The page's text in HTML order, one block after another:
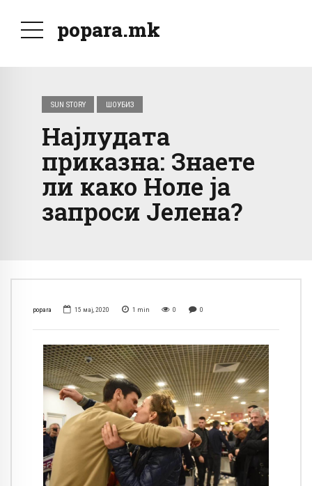
popara.mk
SUN STORY ШОУБИЗ
Најлудата
приказна: Знаете
ли како Ноле ја
запроси Јелена?
popara 15 мај, 2020 1 min 0 0